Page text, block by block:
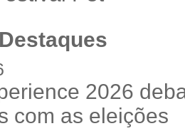
2026
com as eleições